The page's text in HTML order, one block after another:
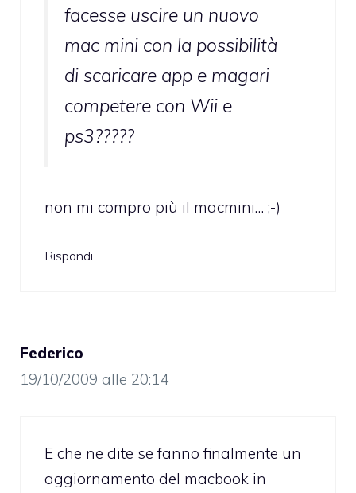
facesse uscire un nuovo
mac mini con la possibilità
di scaricare app e magari
competere con Wii e
ps3?????
non mi compro più il macmini… ;-)
Rispondi
Federico
19/10/2009 alle 20:14
E che ne dite se fanno finalmente un
aggiornamento del macbook in